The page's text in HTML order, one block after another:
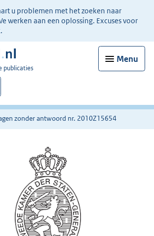
u problemen met het zoeken naar
werken aan een oplossing. Excuses voor
Menu
publicaties
zonder antwoord nr. 2010Z15654